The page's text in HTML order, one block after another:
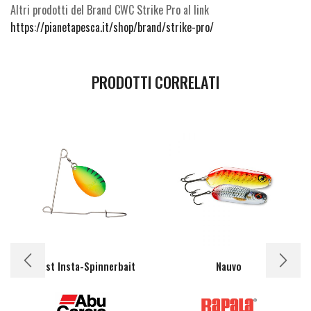
Altri prodotti del Brand CWC Strike Pro al link
https://pianetapesca.it/shop/brand/strike-pro/
PRODOTTI CORRELATI
Beast Insta-Spinnerbait Nauvo